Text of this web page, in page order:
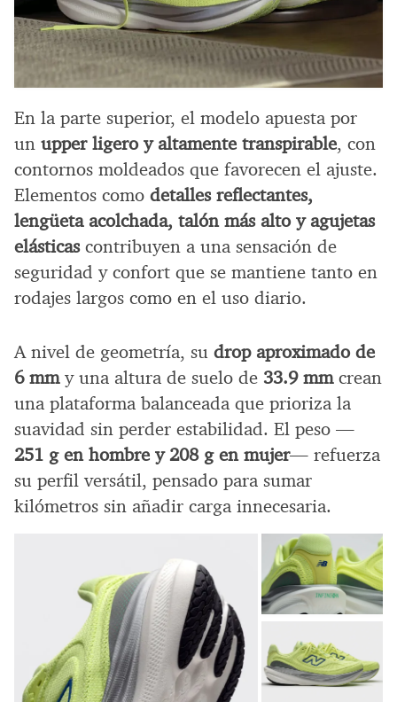
En la parte superior, el modelo apuesta por
un upper ligero y altamente transpirable, con
contornos moldeados que favorecen el ajuste.
Elementos como detalles reflectantes,
lengüeta acolchada, talón más alto y agujetas
elásticascontribuyen a una sensación de
seguridad y confort que se mantiene tanto en
rodajes largos como en el uso diario.
A nivel de geometría, su drop aproximado de
6 mmy una altura de suelo de 33.9 mmcrean
una plataforma balanceada que prioriza la
suavidad sin perder estabilidad. El peso —
251 g en hombre y 208 g en mujer— refuerza
su perfil versátil, pensado para sumar
kilómetros sin añadir carga innecesaria.